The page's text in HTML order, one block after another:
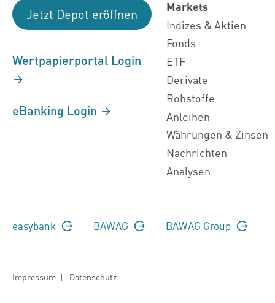
Jetzt Depot eröffnen
Wertpapierportal Login
eBanking Login
Markets
Indizes & Aktien
Fonds
ETF
Derivate
Rohstoffe
Anleihen
Währungen & Zinsen
Nachrichten
Analysen
easybank BAWAG BAWAG Group
Impressum | Datenschutz